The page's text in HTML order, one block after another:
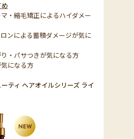
・縮毛矯正によるハイダメー
ンによる蓄積ダメージが気に
・パサつきが気になる方
になる方
ティ ヘアオイルシリーズ ライ